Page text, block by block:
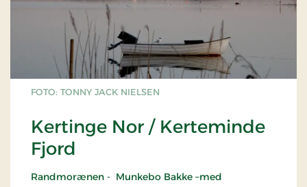
FOTO: TONNY JACK NIELSEN
Kertinge Nor / Kerteminde
Fjord
Randmorænen - Munkebo Bakke –med